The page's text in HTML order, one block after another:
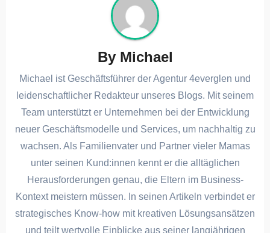
By Michael
Michael ist Geschäftsführer der Agentur 4everglen und
leidenschaftlicher Redakteur unseres Blogs. Mit seinem
Team unterstützt er Unternehmen bei der Entwicklung
neuer Geschäftsmodelle und Services, um nachhaltig zu
wachsen. Als Familienvater und Partner vieler Mamas
unter seinen Kund:innen kennt er die alltäglichen
Herausforderungen genau, die Eltern im Business-
Kontext meistern müssen. In seinen Artikeln verbindet er
strategisches Know-how mit kreativen Lösungsansätzen
und teilt wertvolle Einblicke aus seiner langjährigen